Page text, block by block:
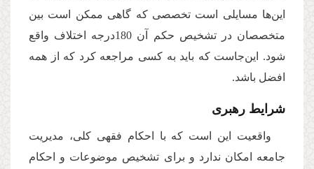
این‌ها مسایلی است تخصصی که گاهی ممکن است بین
متخصصان در تشخیص حکم آن 180درجه اختلاف واقع
شود. اینجاست که باید به کسی مراجعه کرد که از همه
افضل باشد.
شرایط رهبری
واقعیت این است که با احکام فقهی کلی، مدیریت
جامعه امکان ندارد و برای تشخیص موضوعات و احکام